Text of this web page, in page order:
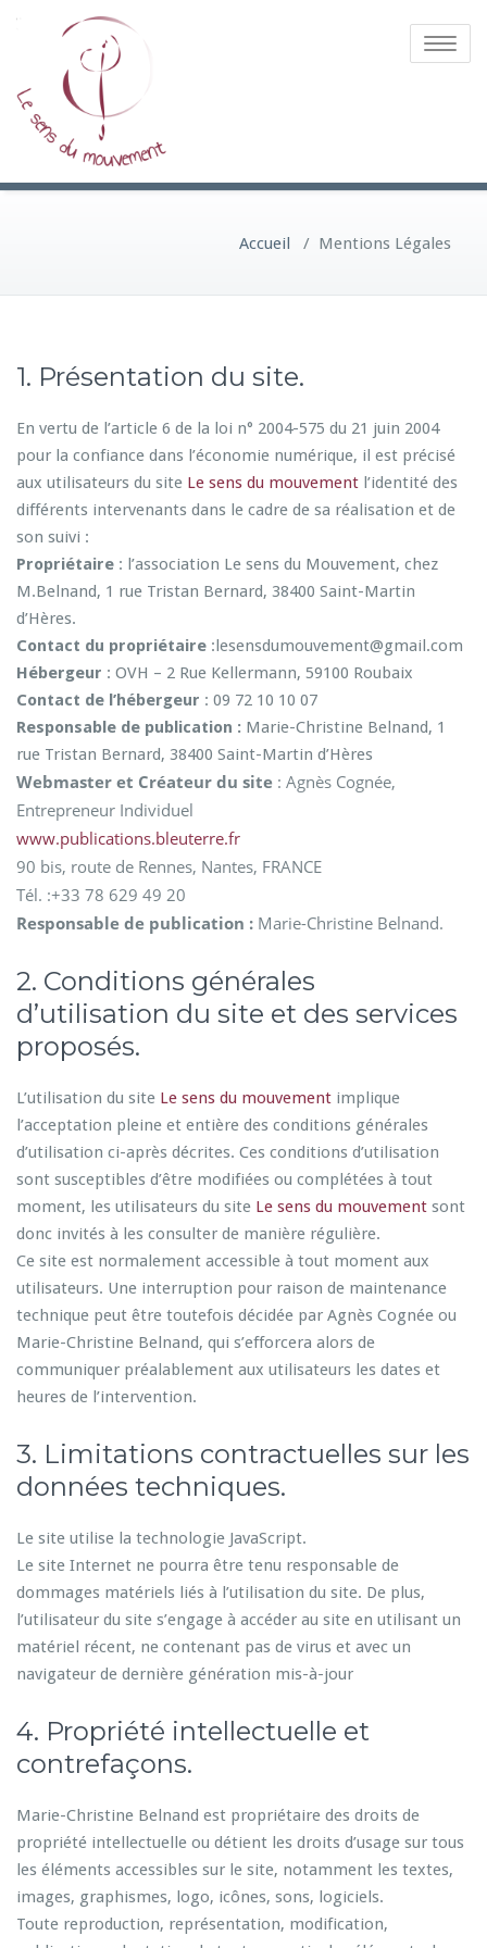
Toggle
Accueil / Mentions Légales
1. Présentation du site.
En vertu de l’article 6 de la loi n° 2004-575 du 21 juin 2004
pour la confiance dans l’économie numérique, il est précisé
aux utilisateurs du site Le sens du mouvement l’identité des
différents intervenants dans le cadre de sa réalisation et de
son suivi :
Propriétaire : l’association Le sens du Mouvement, chez
M.Belnand, 1 rue Tristan Bernard, 38400 Saint-Martin
d’Hères.
Contact du propriétaire :lesensdumouvement@gmail.com
Hébergeur : OVH – 2 Rue Kellermann, 59100 Roubaix
Contact de l’hébergeur : 09 72 10 10 07
Responsable de publication : Marie-Christine Belnand, 1
rue Tristan Bernard, 38400 Saint-Martin d’Hères
Webmaster et Créateur du site : Agnès Cognée,
Entrepreneur Individuel
www.publications.bleuterre.fr
90 bis, route de Rennes, Nantes, FRANCE
Tél. :+33 78 629 49 20
Responsable de publication : Marie-Christine Belnand.
2. Conditions générales
d’utilisation du site et des services
proposés.
L’utilisation du site Le sens du mouvement implique
l’acceptation pleine et entière des conditions générales
d’utilisation ci-après décrites. Ces conditions d’utilisation
sont susceptibles d’être modifiées ou complétées à tout
moment, les utilisateurs du site Le sens du mouvement sont
donc invités à les consulter de manière régulière.
Ce site est normalement accessible à tout moment aux
utilisateurs. Une interruption pour raison de maintenance
technique peut être toutefois décidée par Agnès Cognée ou
Marie-Christine Belnand, qui s’efforcera alors de
communiquer préalablement aux utilisateurs les dates et
heures de l’intervention.
3. Limitations contractuelles sur les
données techniques.
Le site utilise la technologie JavaScript.
Le site Internet ne pourra être tenu responsable de
dommages matériels liés à l’utilisation du site. De plus,
l’utilisateur du site s’engage à accéder au site en utilisant un
matériel récent, ne contenant pas de virus et avec un
navigateur de dernière génération mis-à-jour
4. Propriété intellectuelle et
contrefaçons.
Marie-Christine Belnand est propriétaire des droits de
propriété intellectuelle ou détient les droits d’usage sur tous
les éléments accessibles sur le site, notamment les textes,
images, graphismes, logo, icônes, sons, logiciels.
Toute reproduction, représentation, modification,